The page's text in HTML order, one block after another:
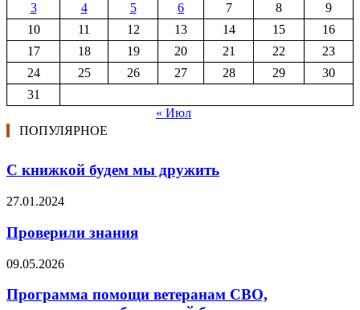
3
4 5 6 7 8
9
10
11 12 13 14 15
16
17
18 19 20 21 22
23
24
25 26 27 28 29
30
31
« Июл
ПОПУЛЯРНОЕ
С книжкой будем мы дружить
27.01.2024
Проверили знания
09.05.2026
Программа помощи ветеранам СВО,